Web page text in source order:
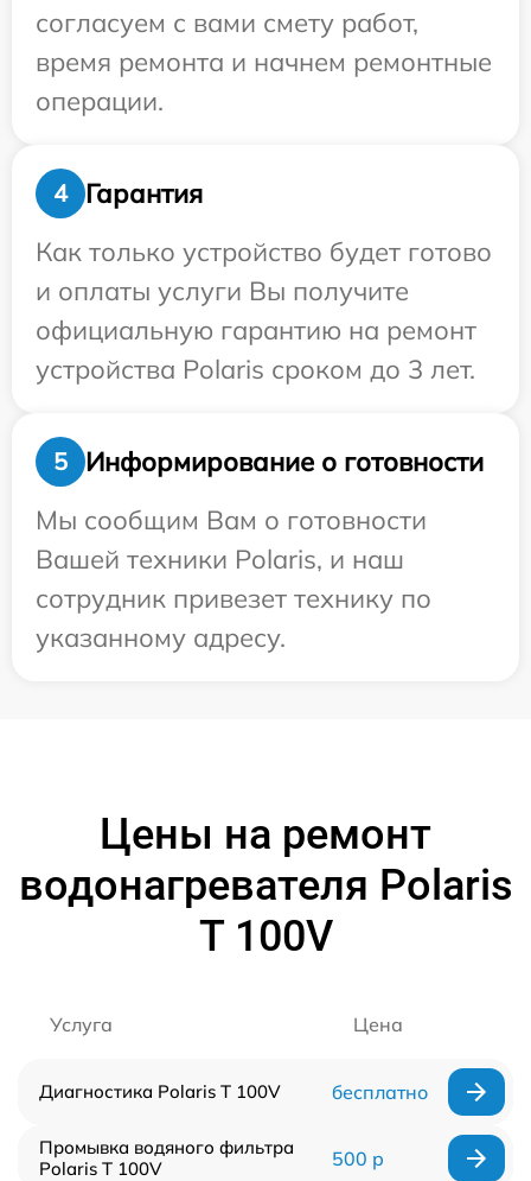
согласуем с вами смету работ,
время ремонта и начнем ремонтные
операции.
4
Гарантия
Как только устройство будет готово
и оплаты услуги Вы получите
официальную гарантию на ремонт
устройства Polaris сроком до 3 лет.
5
Информирование о готовности
Мы сообщим Вам о готовности
Вашей техники Polaris, и наш
сотрудник привезет технику по
указанному адресу.
Цены на ремонт
водонагревателя Polaris
T 100V
Услуга Цена
Диагностика Polaris T 100V бесплатно
Промывка водяного фильтра
Polaris T 100V
500 р